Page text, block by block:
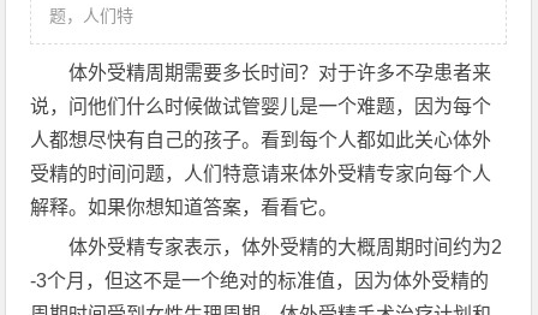
题，人们特
体外受精周期需要多长时间？对于许多不孕患者来
说，问他们什么时候做试管婴儿是一个难题，因为每个
人都想尽快有自己的孩子。看到每个人都如此关心体外
受精的时间问题，人们特意请来体外受精专家向每个人
解释。如果你想知道答案，看看它。
体外受精专家表示，体外受精的大概周期时间约为2
-3个月，但这不是一个绝对的标准值，因为体外受精的